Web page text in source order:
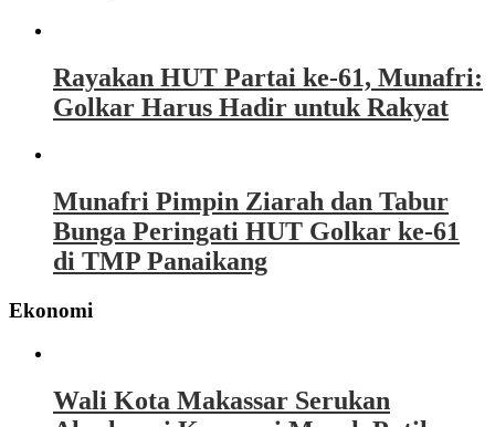
Rayakan HUT Partai ke-61, Munafri:
Golkar Harus Hadir untuk Rakyat
Munafri Pimpin Ziarah dan Tabur
Bunga Peringati HUT Golkar ke-61
di TMP Panaikang
Ekonomi
Wali Kota Makassar Serukan